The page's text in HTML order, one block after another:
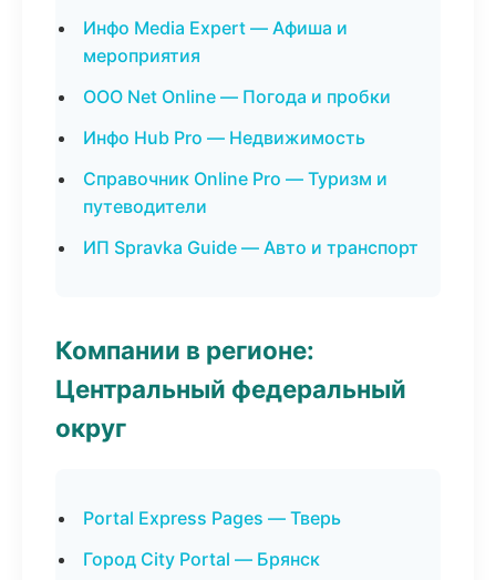
Инфо Media Expert — Афиша и
мероприятия
ООО Net Online — Погода и пробки
Инфо Hub Pro — Недвижимость
Справочник Online Pro — Туризм и
путеводители
ИП Spravka Guide — Авто и транспорт
Компании в регионе:
Центральный федеральный
округ
Portal Express Pages — Тверь
Город City Portal — Брянск